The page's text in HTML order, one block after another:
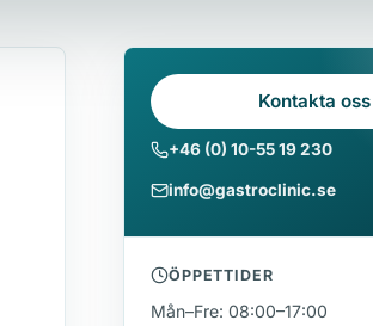
Kontakta oss
+46 (0) 10-55 19 230
info@gastroclinic.se
ÖPPETTIDER
Mån–Fre: 08:00–17:00